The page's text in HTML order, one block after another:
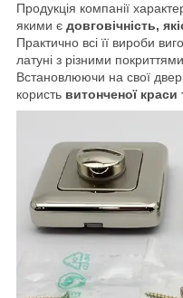
Продукція компанії
якими є довговічність,
Практично всі її вироби
латуні з різними покриттями.
Встановлюючи на свої
користь витонченої краси